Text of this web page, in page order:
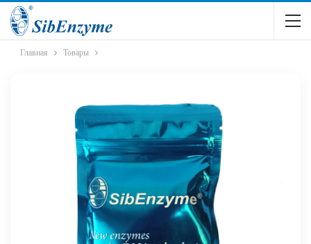
Главная Товары